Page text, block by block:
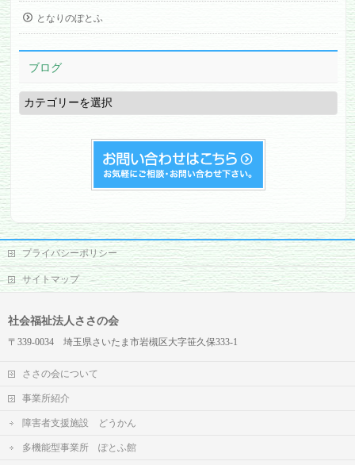
となりのぽとふ
ブログ
ブ
ロ
グ
プライバシーポリシー
サイトマップ
社会福祉法人ささの会
〒339-0034 埼玉県さいたま市岩槻区大字笹久保333-1
ささの会について
事業所紹介
障害者支援施設 どうかん
多機能型事業所 ぽとふ館